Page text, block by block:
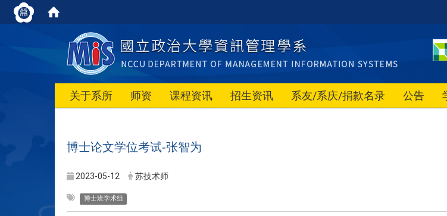
关于系所 师资 课程资讯 招生资讯 系友/系庆/捐款名录 公告
博士论文学位考试-张智为
2023-05-12 苏技术师
博士班学术组